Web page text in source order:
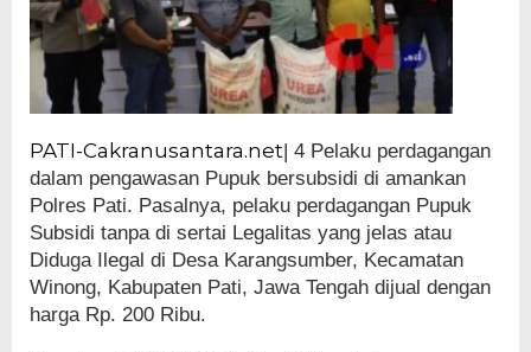
PATI-Cakranusantara.net| 4 Pelaku perdagangan
dalam pengawasan Pupuk bersubsidi di amankan
Polres Pati. Pasalnya, pelaku perdagangan Pupuk
Subsidi tanpa di sertai Legalitas yang jelas atau
Diduga Ilegal di Desa Karangsumber, Kecamatan
Winong, Kabupaten Pati, Jawa Tengah dijual dengan
harga Rp. 200 Ribu.